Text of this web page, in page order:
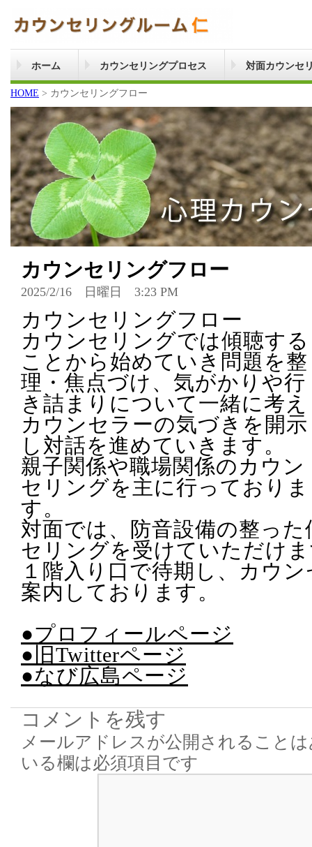
ホーム カウンセリングプロセス 対面カウンセ
HOME > カウンセリングフロー
カウンセリングフロー
2025/2/16 日曜日 3:23 PM
カウンセリングフロー
カウンセリングでは傾聴する
ことから始めていき問題を整
理・焦点づけ、気がかりや行
き詰まりについて一緒に考え
カウンセラーの気づきを開示
し対話を進めていきます。
親子関係や職場関係のカウン
セリングを主に行っておりま
す。
対面では、防音設備の整っ
セリングを受けていただけ
１階入り口で待期し、カウ
案内しております。
●プロフィールページ
●旧Twitterページ
●なび広島ページ
コメントを残す
メールアドレスが公開されること
いる欄は必須項目です